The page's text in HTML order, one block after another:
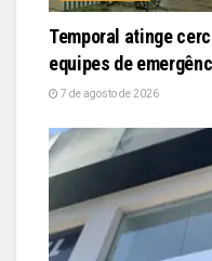
Temporal atinge
equipes de
7 de agosto de 2026